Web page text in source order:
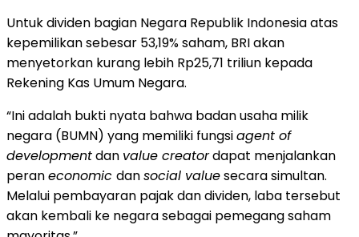
Untuk dividen bagian Negara Republik Indonesia atas
kepemilikan sebesar 53,19% saham, BRI akan
menyetorkan kurang lebih Rp25,71 triliun kepada
Rekening Kas Umum Negara.
“Ini adalah bukti nyata bahwa badan usaha milik
negara (BUMN) yang memiliki fungsiagent of
developmentdan value creatordapat menjalankan
peraneconomic dansocial valuesecara simultan.
Melalui pembayaran pajak dan dividen, laba tersebut
akan kembali ke negara sebagai pemegang saham